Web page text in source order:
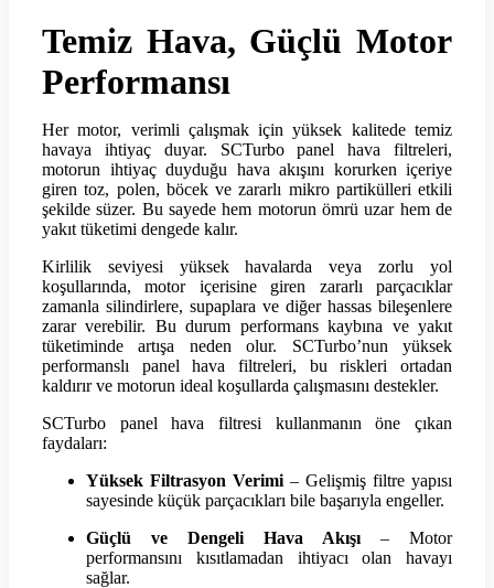
Temiz Hava, Güçlü Motor
Performansı
Her motor, verimli çalışmak için yüksek kalitede temiz
havaya ihtiyaç duyar. SCTurbo panel hava filtreleri,
motorun ihtiyaç duyduğu hava akışını korurken içeriye
giren toz, polen, böcek ve zararlı mikro partikülleri etkili
şekilde süzer. Bu sayede hem motorun ömrü uzar hem de
yakıt tüketimi dengede kalır.
Kirlilik seviyesi yüksek havalarda veya zorlu yol
koşullarında, motor içerisine giren zararlı parçacıklar
zamanla silindirlere, supaplara ve diğer hassas bileşenlere
zarar verebilir. Bu durum performans kaybına ve yakıt
tüketiminde artışa neden olur. SCTurbo’nun yüksek
performanslı panel hava filtreleri, bu riskleri ortadan
kaldırır ve motorun ideal koşullarda çalışmasını destekler.
SCTurbo panel hava filtresi kullanmanın öne çıkan
faydaları:
Yüksek Filtrasyon Verimi – Gelişmiş filtre yapısı
sayesinde küçük parçacıkları bile başarıyla engeller.
Güçlü ve Dengeli Hava Akışı – Motor
performansını kısıtlamadan ihtiyacı olan havayı
sağlar.